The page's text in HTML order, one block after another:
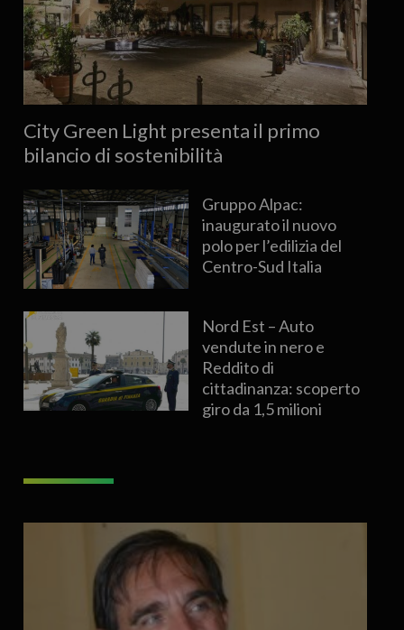
City Green Light presenta il primo
bilancio di sostenibilità
Gruppo Alpac:
inaugurato il nuovo
polo per l’edilizia del
Centro-Sud Italia
Nord Est – Auto
vendute in nero e
Reddito di
cittadinanza: scoperto
giro da 1,5 milioni